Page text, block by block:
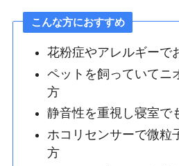
こんな方におすすめ
花粉症やアレルギーで
ペットを飼っていてニ
方
静音性を重視し寝室で
ホコリセンサーで微粒
方